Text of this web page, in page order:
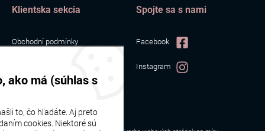
Klientska sekcia
Obchodní podmínky
Spojte sa s nami
Facebook
Instagram
Bruno Vassari | © 2026
ako má (súhlas s
to, čo hľadáte. Aj preto
cookies. Niektoré sú